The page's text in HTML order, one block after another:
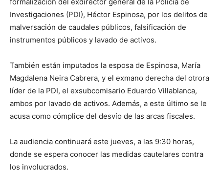
Investigaciones (PDI), Héctor Espinosa, por los delitos de
malversación de caudales públicos, falsificación de
instrumentos públicos y lavado de activos.
También están imputados la esposa de Espinosa, María
Magdalena Neira Cabrera, y el exmano derecha del otrora
líder de la PDI, el exsubcomisario Eduardo Villablanca,
ambos por lavado de activos. Además, a este último se le
acusa como cómplice del desvío de las arcas fiscales.
La audiencia continuará este jueves, a las 9:30 horas,
donde se espera conocer las medidas cautelares contra
los involucrados.